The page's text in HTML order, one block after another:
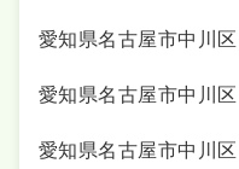
愛知県名古屋市中川区
愛知県名古屋市中川区
愛知県名古屋市中川区